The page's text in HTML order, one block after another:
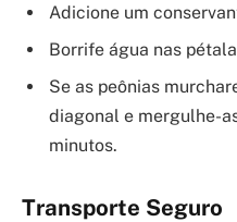
Adicione um
Borrife água nas
Se as peônias
diagonal e mergulhe-
minutos.
Transporte Seguro